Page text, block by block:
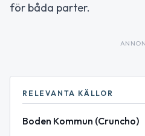
för båda parter.
RELEVANTA KÄLLOR
Boden Kommun (Cruncho)